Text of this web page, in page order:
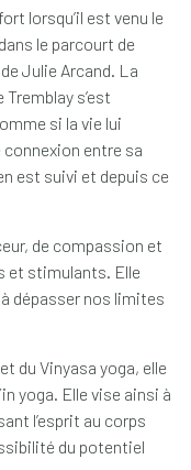
lorsqu’il est venu le
le parcourt de
Julie Arcand. La
s’est
si la vie lui
entre sa
est suivi et depuis ce
de compassion et
et stimulants. Elle
dépasser nos limites
du Vinyasa yoga, elle
yoga. Elle vise ainsi à
l’esprit au corps
du potentiel